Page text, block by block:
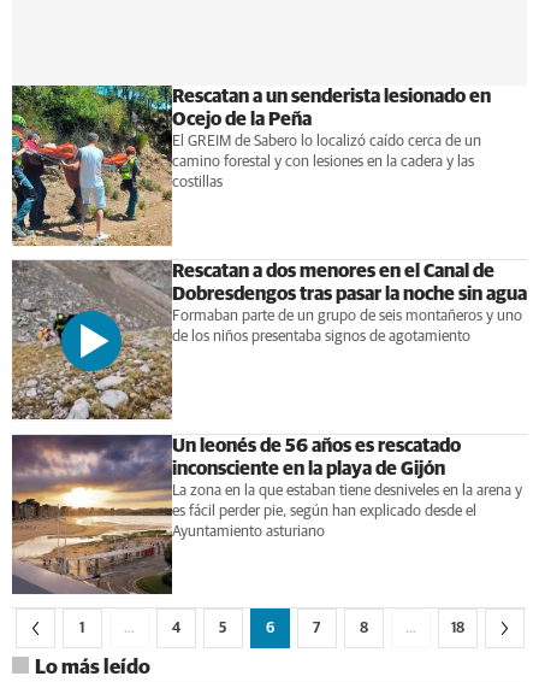
Rescatan a un senderista lesionado en
Ocejo de la Peña
El GREIM de Sabero lo localizó caído cerca de un
camino forestal y con lesiones en la cadera y las
costillas
Rescatan a dos menores en el Canal de
Dobresdengos tras pasar la noche sin agua
Formaban parte de un grupo de seis montañeros y uno
de los niños presentaba signos de agotamiento
Un leonés de 56 años es rescatado
inconsciente en la playa de Gijón
La zona en la que estaban tiene desniveles en la arena y
es fácil perder pie, según han explicado desde el
Ayuntamiento asturiano
1 … 4 5 6 7 8 … 18
Lo más leído